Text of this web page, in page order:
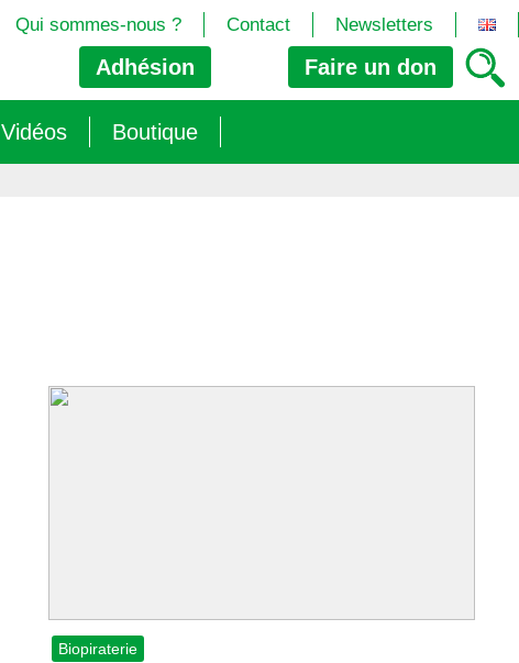
Adhésion Faire un don
Qui sommes-nous ? Contact Newsletters
Vidéos Boutique
Biopiraterie